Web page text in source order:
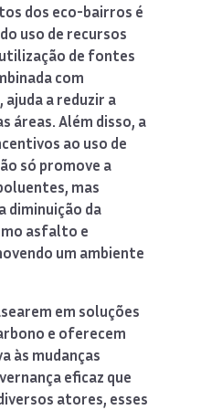
dos eco-bairros é
uso de recursos
de fontes
com
a reduzir a
áreas. Além disso, a
ao uso de
só promove a
mas
diminuição da
asfalto e
um ambiente
em soluções
e oferecem
às mudanças
eficaz que
atores, esses